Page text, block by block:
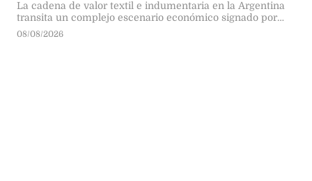
La cadena de valor textil e indumentaria en la Argentina
transita un complejo escenario económico signado por
más de dos años consecutivos de caída en su actividad.
08/08/2026